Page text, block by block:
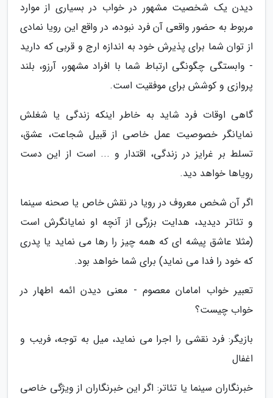
دیدن یک شخصیت مشهور در خواب در بسیاری از موارد
مربوط به حضور واقعی آن فرد نبوده، در واقع این رویا نمادی
از توان شما برای پذیرش خود به اندازه ارج و قربی که دارید
- وابستگی چگونگی ارتباط شما با افراد مشهور، آرزو، بلند
پروازی و کوشش برای موفقیت است.
گاهی اوقات فرد شاید به خاطر اینکه زندگی یا شغلش
نمایانگر خصوصیت عمل خاصی از قبیل شجاعت، عشق،
تسلط بر غرایز در زندگی، اقتدار و ... است از این دست
رویاها خواهد دید.
اگر آن شخص معروف در رویا در نقش خاص یا صحنه سینما
و تئاتر دیدید، هدایت بزرگی از آنچه او نمایانگرش است
(مثلا عاشق پیشه ای که همه چیز را رها می نماید یا پدری
که خود را فدا می نماید) برای شما خواهد بود.
تعبیر خواب امامان معصوم - معنی دیدن ائمه اطهار در
خواب چیست؟
بازیگر: فرد نقشی را اجرا می نماید، میل به توجه، فریب و
اغفال
خبرنگاران سینما یا تئاتر: اگر این خبرنگاران از ویژگی خاصی